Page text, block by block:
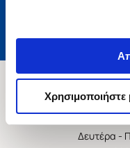
Δευτέρα -